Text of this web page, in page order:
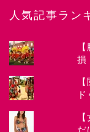
人気記事ラン
損
だ